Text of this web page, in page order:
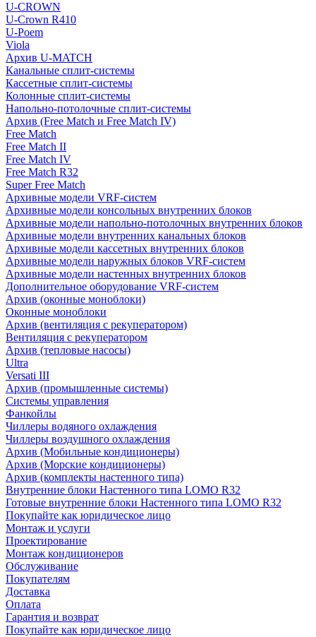
U-CROWN
U-Crown R410
U-Poem
Viola
Архив U-MATCH
Канальные сплит-системы
Кассетные сплит-системы
Колонные сплит-системы
Напольно-потолочные сплит-системы
Архив (Free Match и Free Match IV)
Free Match
Free Match II
Free Match IV
Free Match R32
Super Free Match
Архивные модели VRF-систем
Архивные модели консольных внутренних блоков
Архивные модели напольно-потолочных внутренних блоков
Архивные модели внутренних канальных блоков
Архивные модели кассетных внутренних блоков
Архивные модели наружных блоков VRF-систем
Архивные модели настенных внутренних блоков
Дополнительное оборудование VRF-систем
Архив (оконные моноблоки)
Оконные моноблоки
Архив (вентиляция с рекуператором)
Вентиляция с рекуператором
Архив (тепловые насосы)
Ultra
Versati III
Архив (промышленные системы)
Системы управления
Фанкойлы
Чиллеры водяного охлаждения
Чиллеры воздушного охлаждения
Архив (Мобильные кондиционеры)
Архив (Морские кондиционеры)
Архив (комплекты настенного типа)
Внутренние блоки Настенного типа LOMO R32
Готовые внутренние блоки Настенного типа LOMO R32
Покупайте как юридическое лицо
Монтаж и услуги
Проектирование
Монтаж кондиционеров
Обслуживание
Покупателям
Доставка
Оплата
Гарантия и возврат
Покупайте как юридическое лицо